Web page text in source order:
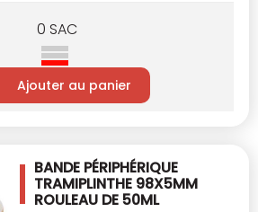
0 SAC
Ajouter au panier
BANDE PÉRIPHÉRIQUE
TRAMIPLINTHE 98X5MM
ROULEAU DE 50ML